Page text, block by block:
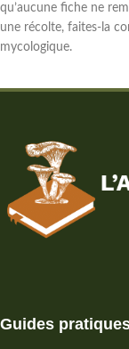
qu’aucune fiche ne
une récolte, faites-la
mycologique.
Guides